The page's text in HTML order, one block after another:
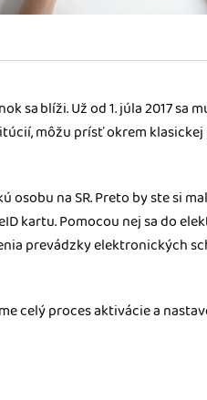
sa blíži. Už od 1. júla 2017 sa
môžu prísť okrem klasickej
na SR. Preto by ste si
kartu. Pomocou nej sa do
prevádzky elektronických
celý proces aktivácie a